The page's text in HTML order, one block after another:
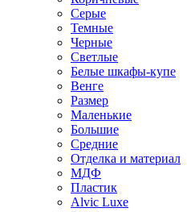
Серые
Темные
Черные
Светлые
Белые шкафы-купе
Венге
Размер
Маленькие
Большие
Средние
Отделка и материал
МДФ
Пластик
Alvic Luxe